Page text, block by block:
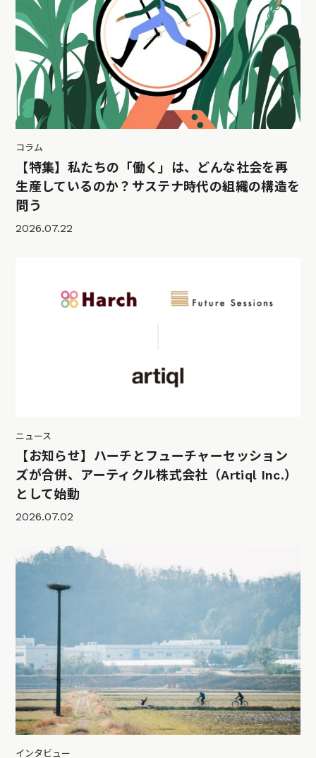
コラム
【特集】私たちの「働く」は、どんな社会を再
生産しているのか？サステナ時代の組織の構造を
問う
2026.07.22
ニュース
【お知らせ】ハーチとフューチャーセッション
ズが合併、アーティクル株式会社（Artiql Inc.）
として始動
2026.07.02
インタビュー